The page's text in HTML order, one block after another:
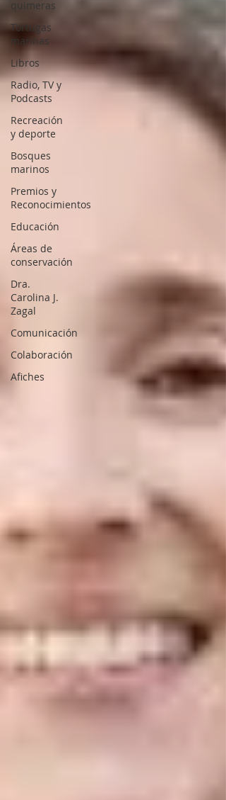
quimeras
Tortugas
marinas
Libros
Radio, TV y
Podcasts
Recreación
y deporte
Bosques
marinos
Premios y
Reconocimientos
Educación
Áreas de
conservación
Dra.
Carolina J.
Zagal
Comunicación
Colaboración
Afiches